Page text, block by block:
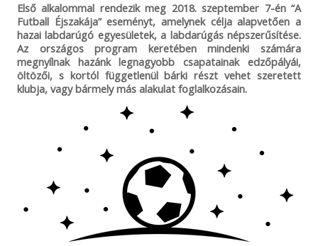
Első alkalommal rendezik meg 2018. szeptember 7-én “A
Futball Éjszakája” eseményt, amelynek célja alapvetően a
hazai labdarúgó egyesületek, a labdarúgás népszerűsítése.
Az országos program keretében mindenki számára
megnyílnak hazánk legnagyobb csapatainak edzőpályái,
öltözői, s kortól függetlenül bárki részt vehet szeretett
klubja, vagy bármely más alakulat foglalkozásain.